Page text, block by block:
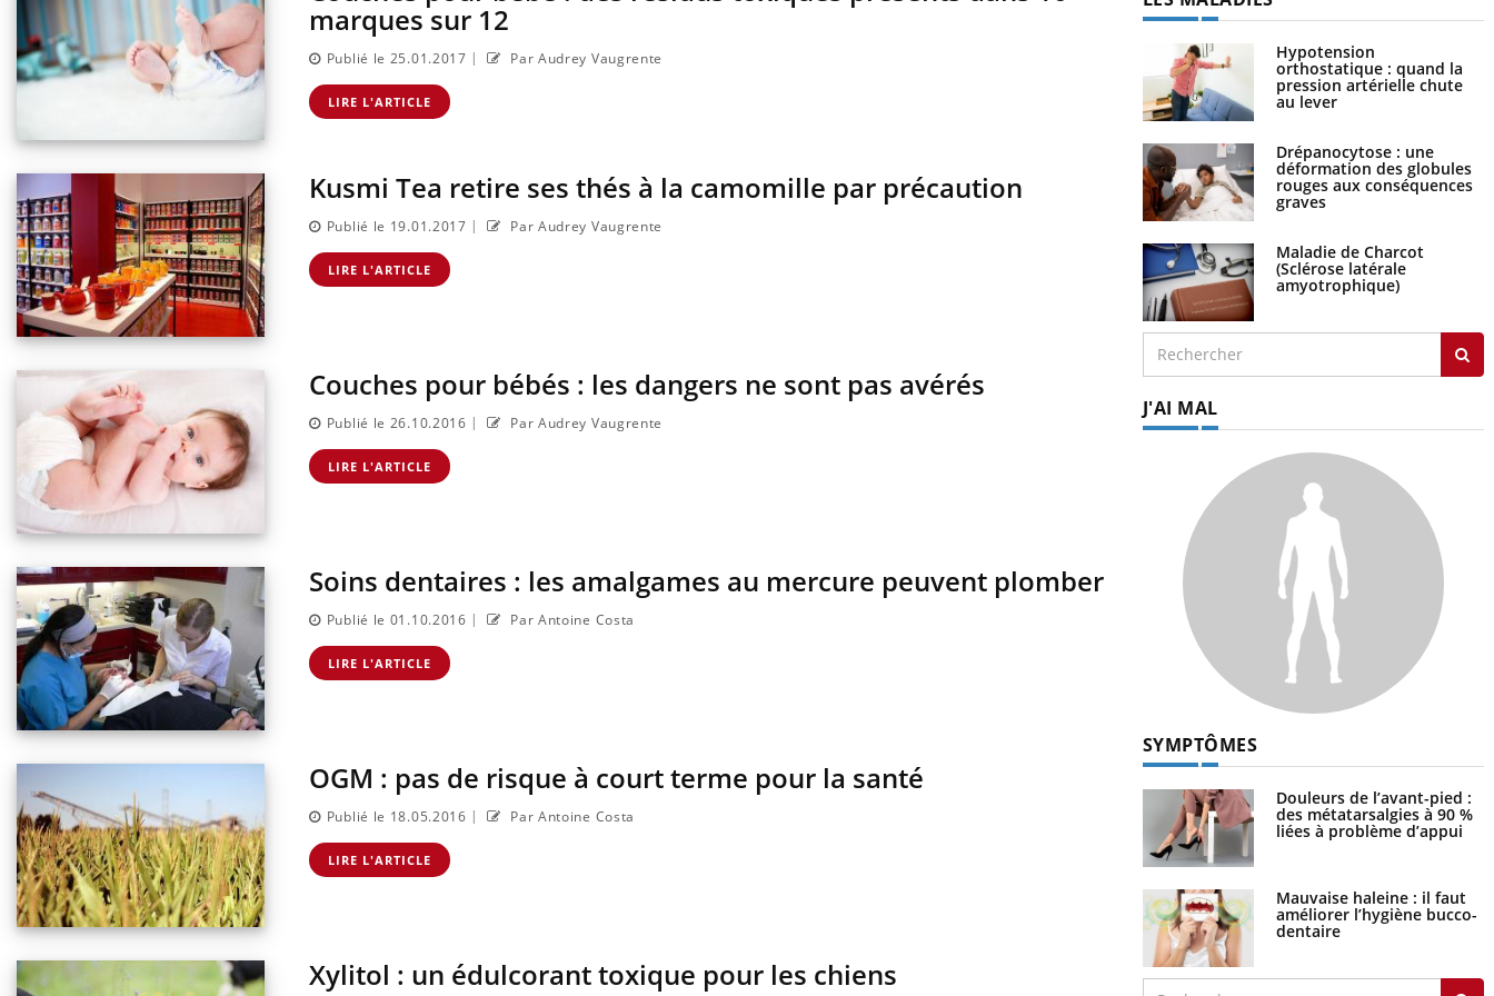
marques sur 12
Publié le 25.01.2017 | Par Audrey Vaugrente
LIRE L'ARTICLE
Kusmi Tea retire ses thés à la camomille par précaution
Publié le 19.01.2017 | Par Audrey Vaugrente
LIRE L'ARTICLE
Couches pour bébés : les dangers ne sont pas avérés
Publié le 26.10.2016 | Par Audrey Vaugrente
LIRE L'ARTICLE
Soins dentaires : les amalgames au mercure peuvent plomber
Publié le 01.10.2016 | Par Antoine Costa
LIRE L'ARTICLE
OGM : pas de risque à court terme pour la santé
Publié le 18.05.2016 | Par Antoine Costa
LIRE L'ARTICLE
Xylitol : un édulcorant toxique pour les chiens
Hypotension
orthostatique : quand la
pression artérielle chute
au lever
Drépanocytose : une
déformation des globules
rouges aux conséquences
graves
Maladie de Charcot
(Sclérose latérale
amyotrophique)
J'AI MAL
SYMPTÔMES
Douleurs de l’avant-pied :
des métatarsalgies à 90 %
liées à problème d’appui
Mauvaise haleine : il faut
améliorer l’hygiène bucco-
dentaire